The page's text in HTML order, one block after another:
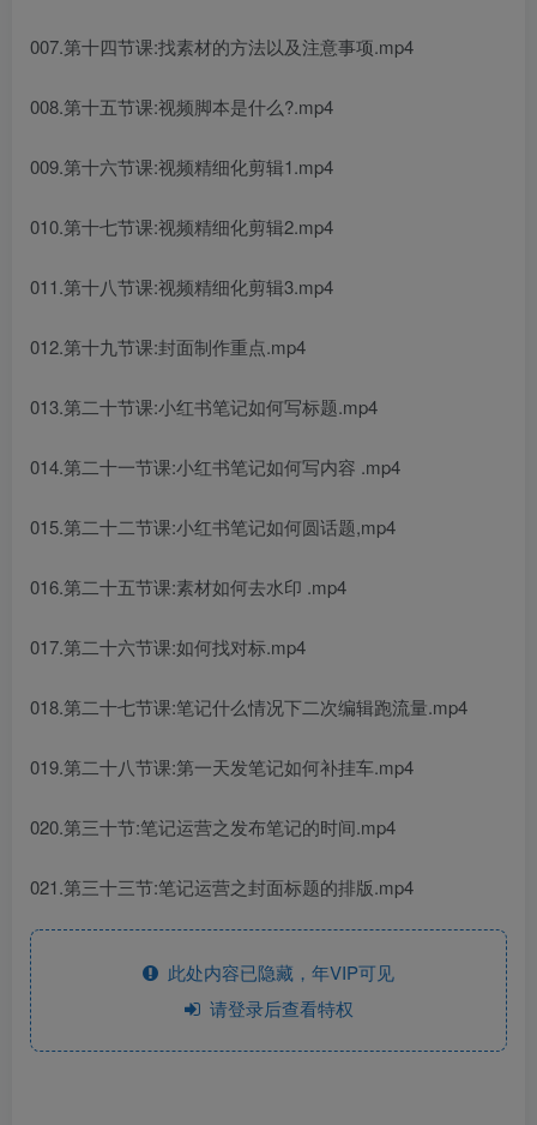
007.第十四节课:找素材的方法以及注意事项.mp4
008.第十五节课:视频脚本是什么?.mp4
009.第十六节课:视频精细化剪辑1.mp4
010.第十七节课:视频精细化剪辑2.mp4
011.第十八节课:视频精细化剪辑3.mp4
012.第十九节课:封面制作重点.mp4
013.第二十节课:小红书笔记如何写标题.mp4
014.第二十一节课:小红书笔记如何写内容 .mp4
015.第二十二节课:小红书笔记如何圆话题,mp4
016.第二十五节课:素材如何去水印 .mp4
017.第二十六节课:如何找对标.mp4
018.第二十七节课:笔记什么情况下二次编辑跑流量.mp4
019.第二十八节课:第一天发笔记如何补挂车.mp4
020.第三十节:笔记运营之发布笔记的时间.mp4
021.第三十三节:笔记运营之封面标题的排版.mp4
此处内容已隐藏，年VIP可见
请登录后查看特权